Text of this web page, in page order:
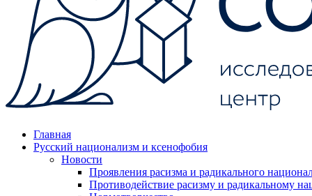
Главная
Русский национализм и ксенофобия
Новости
Проявления расизма и радикального
Противодействие расизму и радикальному